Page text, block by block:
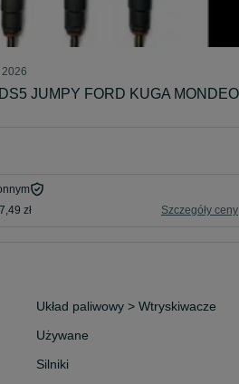
JUMPY FORD KUGA MONDEO
zł Szczegóły ceny
Układ paliwowy > Wtryskiwacze
Używane
Silniki